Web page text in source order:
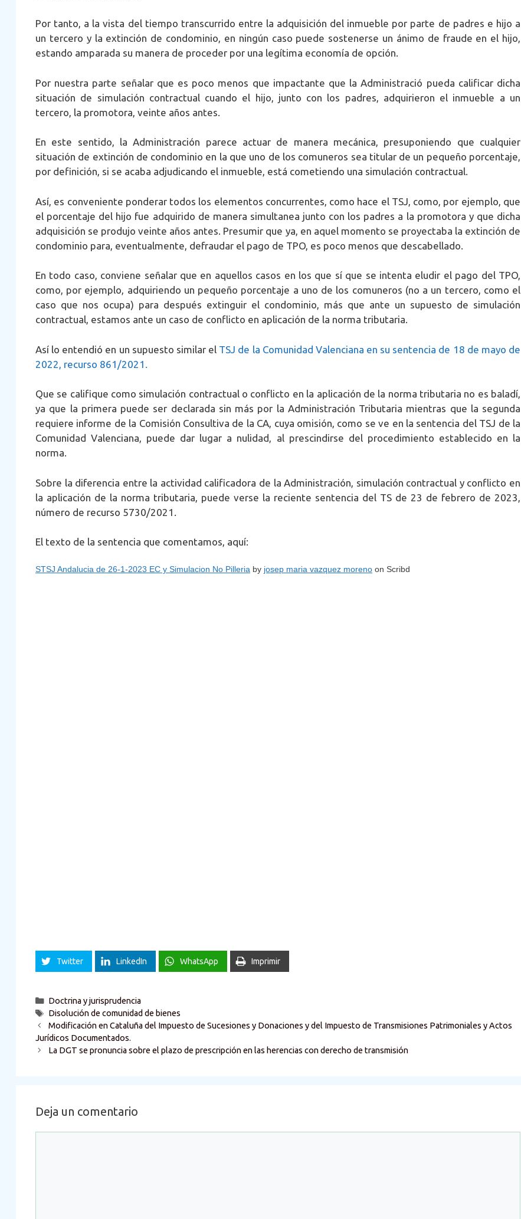
Por tanto, a la vista del tiempo transcurrido entre la adquisición del inmueble por parte de padres e hijo a
un tercero y la extinción de condominio, en ningún caso puede sostenerse un ánimo de fraude en el hijo,
estando amparada su manera de proceder por una legítima economía de opción.
Por nuestra parte señalar que es poco menos que impactante que la Administració pueda calificar dicha
situación de simulación contractual cuando el hijo, junto con los padres, adquirieron el inmueble a un
tercero, la promotora, veinte años antes.
En este sentido, la Administración parece actuar de manera mecánica, presuponiendo que cualquier
situación de extinción de condominio en la que uno de los comuneros sea titular de un pequeño porcentaje,
por definición, si se acaba adjudicando el inmueble, está cometiendo una simulación contractual.
Así, es conveniente ponderar todos los elementos concurrentes, como hace el TSJ, como, por ejemplo, que
el porcentaje del hijo fue adquirido de manera simultanea junto con los padres a la promotora y que dicha
adquisición se produjo veinte años antes. Presumir que ya, en aquel momento se proyectaba la extinción de
condominio para, eventualmente, defraudar el pago de TPO, es poco menos que descabellado.
En todo caso, conviene señalar que en aquellos casos en los que sí que se intenta eludir el pago del TPO,
como, por ejemplo, adquiriendo un pequeño porcentaje a uno de los comuneros (no a un tercero, como el
caso que nos ocupa) para después extinguir el condominio, más que ante un supuesto de simulación
contractual, estamos ante un caso de conflicto en aplicación de la norma tributaria.
Así lo entendió en un supuesto similar el TSJ de la Comunidad Valenciana en su sentencia de 18 de mayo de
2022, recurso 861/2021.
Que se califique como simulación contractual o conflicto en la aplicación de la norma tributaria no es baladí,
ya que la primera puede ser declarada sin más por la Administración Tributaria mientras que la segunda
requiere informe de la Comisión Consultiva de la CA, cuya omisión, como se ve en la sentencia del TSJ de la
Comunidad Valenciana, puede dar lugar a nulidad, al prescindirse del procedimiento establecido en la
norma.
Sobre la diferencia entre la actividad calificadora de la Administración, simulación contractual y conflicto en
la aplicación de la norma tributaria, puede verse la reciente sentencia del TS de 23 de febrero de 2023,
número de recurso 5730/2021.
El texto de la sentencia que comentamos, aquí:
STSJ Andalucia de 26-1-2023 EC y Simulacion No Pilleria by josep maria vazquez moreno on Scribd
Twitter LinkedIn WhatsApp Imprimir
Categorías
Doctrina y jurisprudencia
Etiquetas
Disolución de comunidad de bienes
Modificación en Cataluña del Impuesto de Sucesiones y Donaciones y del Impuesto de Transmisiones Patrimoniales y Actos
Jurídicos Documentados.
La DGT se pronuncia sobre el plazo de prescripción en las herencias con derecho de transmisión
Deja un comentario